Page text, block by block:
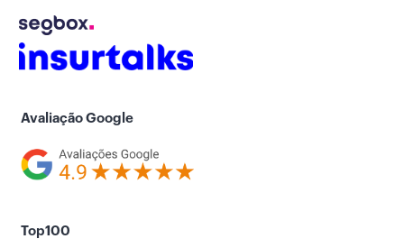
Avaliação Google
Top100